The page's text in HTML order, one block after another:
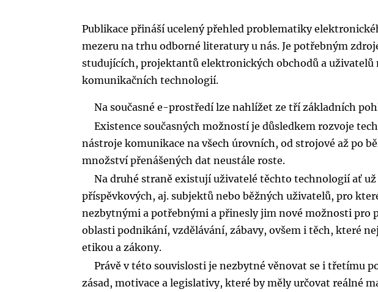
Publikace přináší ucelený přehled problematiky
mezeru na trhu odborné literatury u nás. Je potřebným
studujících, projektantů elektronických obchodů a
komunikačních technologií.
Na současné e-prostředí lze nahlížet ze tří základních
Existence současných možností je důsledkem rozvoje
nástroje komunikace na všech úrovních, od strojové až po
množství přenášených dat neustále roste.
Na druhé straně existují uživatelé těchto technologií ať
příspěvkových, aj. subjektů nebo běžných uživatelů, pro
nezbytnými a potřebnými a přinesly jim nové možnosti pro
oblasti podnikání, vzdělávání, zábavy, ovšem i těch, které
etikou a zákony.
Právě v této souvislosti je nezbytné věnovat se i třetímu
zásad, motivace a legislativy, které by měly určovat reálné